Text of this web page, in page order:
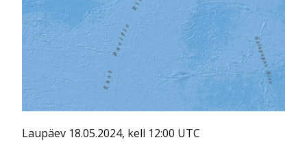
Laupäev 18.05.2024, kell 12:00 UTC